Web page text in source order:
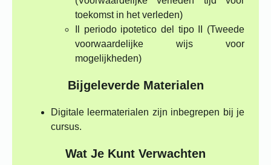
toekomst in het verleden)
Il periodo ipotetico del tipo II (Tweede
voorwaardelijke wijs voor
mogelijkheden)
Bijgeleverde Materialen
Digitale leermaterialen zijn inbegrepen bij je
cursus.
Wat Je Kunt Verwachten